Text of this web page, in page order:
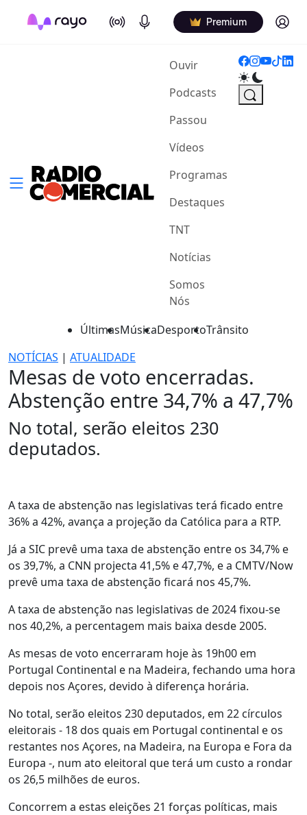
On Air Podcasts Premium Log in
Ouvir(current)
Podcasts
Passou
Vídeos
Programas
Destaques
TNT
Notícias
Somos
Nós
ÚltimasMúsicaDesportoTrânsito
NOTÍCIAS | ATUALIDADE
Mesas de voto encerradas.
Abstenção entre 34,7% a 47,7%
No total, serão eleitos 230
deputados.
A taxa de abstenção nas legislativas terá ficado entre
36% a 42%, avança a projeção da Católica para a RTP.
Já a SIC prevê uma taxa de abstenção entre os 34,7% e
os 39,7%, a CNN projecta 41,5% e 47,7%, e a CMTV/Now
prevê uma taxa de abstenção ficará nos 45,7%.
A taxa de abstenção nas legislativas de 2024 fixou-se
nos 40,2%, a percentagem mais baixa desde 2005.
As mesas de voto encerraram hoje às 19h00 em
Portugal Continental e na Madeira, fechando uma hora
depois nos Açores, devido à diferença horária.
No total, serão eleitos 230 deputados, em 22 círculos
eleitorais - 18 dos quais em Portugal continental e os
restantes nos Açores, na Madeira, na Europa e Fora da
Europa -, num ato eleitoral que terá um custo a rondar
os 26,5 milhões de euros.
Concorrem a estas eleições 21 forças políticas, mais